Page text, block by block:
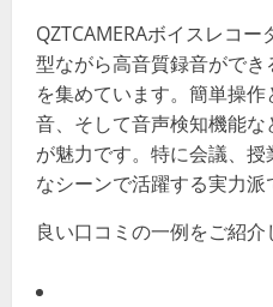
QZTCAMERAボイスレコ
型ながら高音質録音ができ
を集めています。簡単操
音、そして音声検知機能
が魅力です。特に会議、
なシーンで活躍する実力派
良い口コミの一例をご紹介